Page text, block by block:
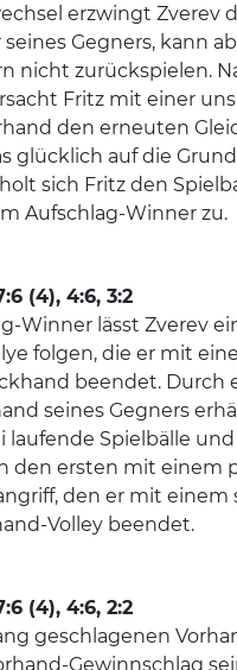
erzwingt Zverev
Gegners, kann
nicht zurückspielen.
Fritz mit einer
den erneuten
glücklich auf die
sich Fritz den
Aufschlag-Winner zu.
(4), 4:6, 3:2
Winner lässt Zverev
folgen, die er mit
beendet. Durch
seines Gegners
laufende Spielbälle und
den ersten mit einem
den er mit einem
Volley beendet.
(4), 4:6, 2:2
geschlagenen
Gewinnschlag